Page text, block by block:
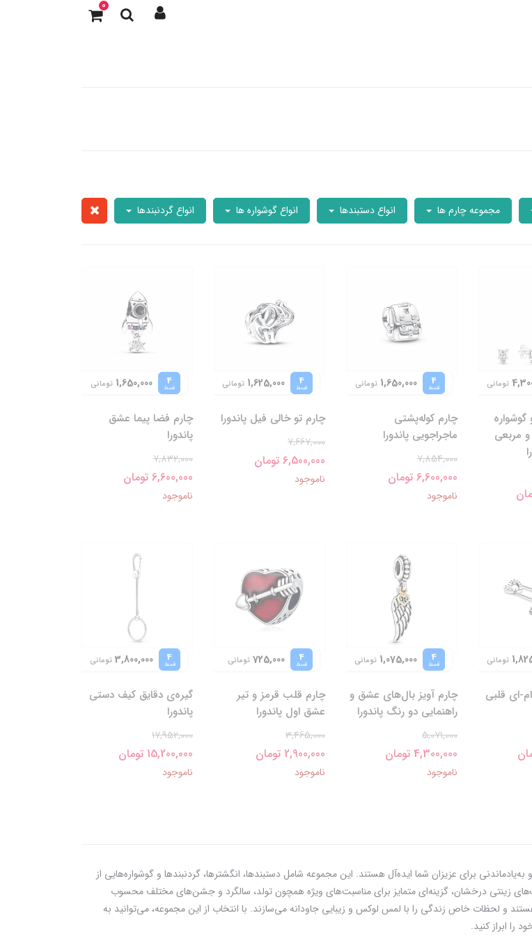
0
مجموعه چارم ها انواع دستبندها انواع گوشواره ها انواع گردنبندها
تومانی
مربعی
4
قسط 1,650,000 تومانی
چارم کوله‌پشتی
ماجراجویی پاندورا
7,854,000
6,600,000 تومان
ناموجود
4
قسط 1,625,000 تومانی
چارم تو خالی فیل پاندورا
7,667,000
6,500,000 تومان
ناموجود
4
قسط 1,650,000 تومانی
چارم فضا پیما عشق
پاندورا
7,832,000
6,600,000 تومان
ناموجود
تومانی
ای قلبی
4
قسط 1,075,000 تومانی
چارم آویز بال‌های عشق و
راهنمایی دو رنگ‌ پاندورا
5,071,000
4,300,000 تومان
ناموجود
4
قسط 725,000 تومانی
چارم قلب قرمز و تیر
عشق اول پاندورا
3,465,000
2,900,000 تومان
ناموجود
4
قسط 3,800,000 تومانی
گیره‌ی دقایق کیف دستی
پاندورا
17,952,000
15,200,000 تومان
ناموجود
برای عزیزان شما ایده‌آل هستند. این مجموعه شامل دستبندها، انگشترها، گردنبندها و گوشواره‌هایی از
و گاه همراه با سنگ‌های زینتی درخشان، گزینه‌ای متمایز برای مناسبت‌های ویژه همچون تولد، سالگرد و جشن‌های مختلف محسوب
و لحظات خاص زندگی را با لمس لوکس و زیبایی جاودانه می‌سازند. با انتخاب از این مجموعه، می‌توانید به
را ابراز کنید.